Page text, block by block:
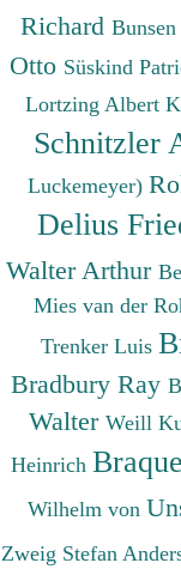
Richard
Otto Süskind
Lortzing Albert
Schnitzler
Luckemeyer)
Delius
Walter Arthur
Mies van der
Trenker Luis
Bradbury Ray
Walter Weill
Heinrich
Wilhelm von
Zweig Stefan